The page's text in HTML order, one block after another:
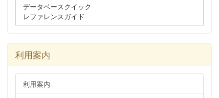
データベースクイック
レファレンスガイド
利用案内
利用案内